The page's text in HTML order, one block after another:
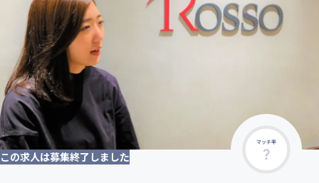
マッチ率
この求人は募集終了しました